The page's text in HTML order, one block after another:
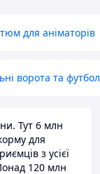
для аніматорів
ворота та
Тут 6 млн
для
з усієї
120 млн